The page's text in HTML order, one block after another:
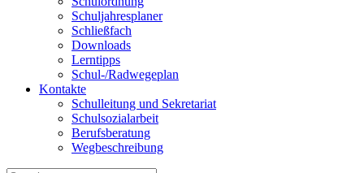
Schuljahresplaner
Schließfach
Downloads
Lerntipps
Schul-/Radwegeplan
Kontakte
Schulleitung und Sekretariat
Schulsozialarbeit
Berufsberatung
Wegbeschreibung